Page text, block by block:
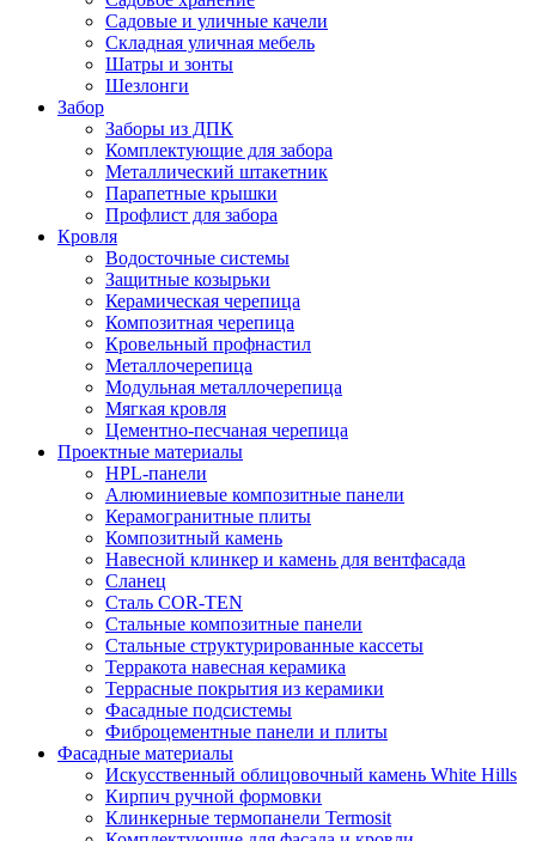
Садовые и уличные качели
Складная уличная мебель
Шатры и зонты
Шезлонги
Забор
Заборы из ДПК
Комплектующие для забора
Металлический штакетник
Парапетные крышки
Профлист для забора
Кровля
Водосточные системы
Защитные козырьки
Керамическая черепица
Композитная черепица
Кровельный профнастил
Металлочерепица
Модульная металлочерепица
Мягкая кровля
Цементно-песчаная черепица
Проектные материалы
HPL-панели
Алюминиевые композитные панели
Керамогранитные плиты
Композитный камень
Навесной клинкер и камень для вентфасада
Сланец
Сталь COR-TEN
Стальные композитные панели
Стальные структурированные кассеты
Терракота навесная керамика
Террасные покрытия из керамики
Фасадные подсистемы
Фиброцементные панели и плиты
Фасадные материалы
Искусственный облицовочный камень White Hills
Кирпич ручной формовки
Клинкерные термопанели Termosit